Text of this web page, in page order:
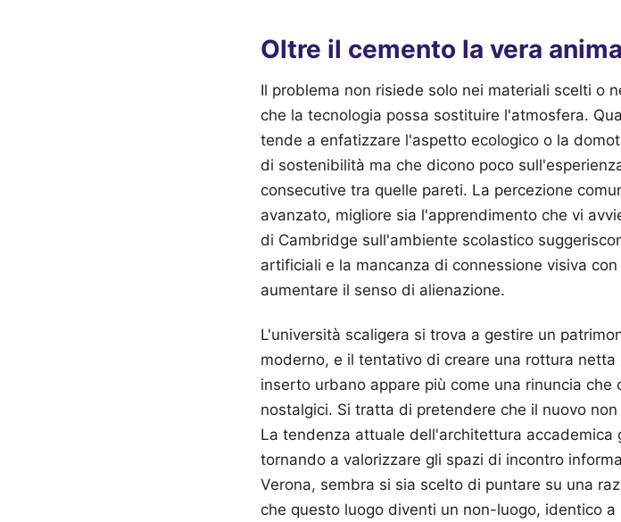
Oltre il cemento la vera
Il problema non risiede solo nei materiali scelti o
che la tecnologia possa sostituire l'atmosfera.
tende a enfatizzare l'aspetto ecologico o la
di sostenibilità ma che dicono poco
consecutive tra quelle pareti. La percezione
avanzato, migliore sia l'apprendimento che vi
di Cambridge sull'ambiente scolastico
artificiali e la mancanza di connessione visiva
aumentare il senso di alienazione.
L'università scaligera si trova a gestire un
moderno, e il tentativo di creare una rottura
inserto urbano appare più come una rinuncia
nostalgici. Si tratta di pretendere che il nuovo
La tendenza attuale dell'architettura accademica
tornando a valorizzare gli spazi di incontro
Verona, sembra si sia scelto di puntare su una
che questo luogo diventi un non-luogo, identico